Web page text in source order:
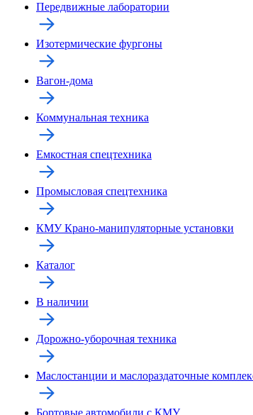
Передвижные лаборатории
Изотермические фургоны
Вагон-дома
Коммунальная техника
Емкостная спецтехника
Промысловая спецтехника
КМУ Крано-манипуляторные установки
Каталог
В наличии
Дорожно-уборочная техника
Маслостанции и маслораздаточные
Бортовые автомобили с КМУ